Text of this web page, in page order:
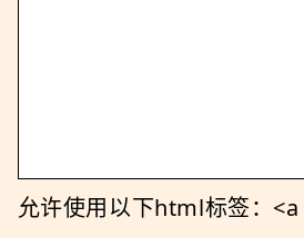
允许使用以下html标签：